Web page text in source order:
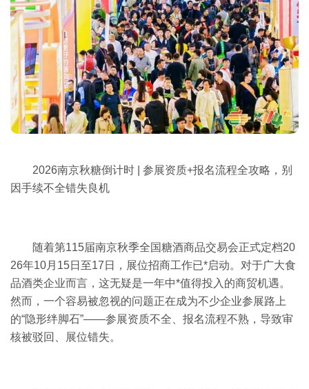
2026南京秋糖倒计时 | 参展资质+报名流程全攻略，别
因手续不全错失良机
随着第115届南京秋季全国糖酒商品交易会正式定档20
26年10月15日至17日，展位招商工作已*启动。对于广大食
品酒类企业而言，这无疑是一年中*值得投入的商贸机遇。
然而，一个容易被忽视的问题正在成为不少企业参展路上
的“隐形绊脚石”——参展资质不全、报名流程不熟，导致审
核被驳回、展位错失。